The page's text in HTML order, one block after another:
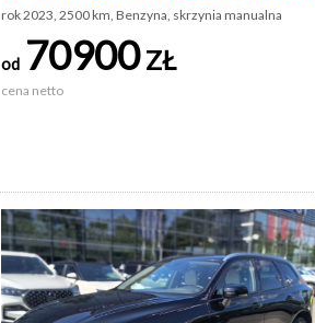
rok 2023, 2500 km, Benzyna, skrzynia manualna
od 70900ZŁ
cena netto